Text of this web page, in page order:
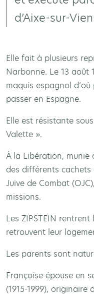
d’Aixe-sur-
Elle fait à plusieurs
Narbonne. Le 13 août
maquis espagnol
passer en Espagne.
Elle est résistante
Valette ».
À la Libération, munie
des différents cachets
Juive de Combat
missions.
Les ZIPSTEIN
retrouvent leur
Les parents sont
Françoise épouse en
(1915-1999), originaire